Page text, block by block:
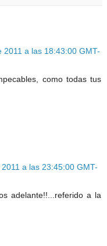
2011 a las 18:43:00 GMT-
como todas tus
a las 23:45:00 GMT-
adelante!!...referido a la